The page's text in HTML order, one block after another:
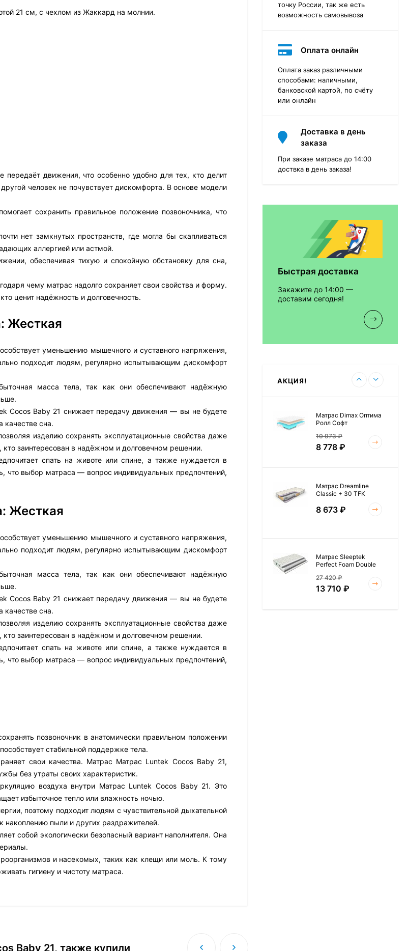
21 см, с чехлом из Жаккард на молнии.
движения, что особенно удобно для тех, кто делит
человек не почувствует дискомфорта. В основе модели
сохранить правильное положение позвоночника, что
нет замкнутых пространств, где могла бы скапливаться
аллергией или астмой.
обеспечивая тихую и спокойную обстановку для сна,
чему матрас надолго сохраняет свои свойства и форму.
ценит надёжность и долговечность.
Жесткая
уменьшению мышечного и суставного напряжения,
подходит людям, регулярно испытывающим дискомфорт
масса тела, так как они обеспечивают надёжную
Cocos Baby 21 снижает передачу движения — вы не будете
качестве сна.
изделию сохранять эксплуатационные свойства даже
кто заинтересован в надёжном и долговечном решении.
спать на животе или спине, а также нуждается в
что выбор матраса — вопрос индивидуальных предпочтений,
Жесткая
уменьшению мышечного и суставного напряжения,
подходит людям, регулярно испытывающим дискомфорт
масса тела, так как они обеспечивают надёжную
Cocos Baby 21 снижает передачу движения — вы не будете
качестве сна.
изделию сохранять эксплуатационные свойства даже
кто заинтересован в надёжном и долговечном решении.
спать на животе или спине, а также нуждается в
что выбор матраса — вопрос индивидуальных предпочтений,
позвоночник в анатомически правильном положении
стабильной поддержке тела.
свои качества. Матрас Матрас Luntek Cocos Baby 21,
без утраты своих характеристик.
воздуха внутри Матрас Luntek Cocos Baby 21. Это
избыточное тепло или влажность ночью.
поэтому подходит людям с чувствительной дыхательной
накоплению пыли и других раздражителей.
собой экологически безопасный вариант наполнителя. Она
и насекомых, таких как клещи или моль. К тому
гигиену и чистоту матраса.
Baby 21, также купили
точку России, так же есть
возможность самовывоза
Оплата онлайн
Оплата заказ различными
способами: наличными,
банковской картой, по счёту
или онлайн
Доставка в день
заказа
При заказе матраса до 14:00
доствка в день заказа!
Быстрая доставка
Закажите до 14:00 —
доставим сегодня!
АКЦИЯ!
12 468₽
9 351
Матрас Vitaflex Foam
7 692₽
Матрас Vitaflex Foam
Матрас Dimax Оптима
Ролл Софт
10 973₽
8 778 ₽
Матрас Dreamline
Classic + 30 TFK
8 673 ₽
Матрас Sleeptek
Perfect Foam Double
27 420₽
13 710 ₽